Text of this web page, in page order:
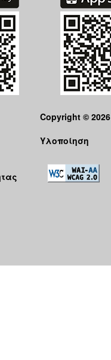
Copyright © 2026
Υλοποίηση